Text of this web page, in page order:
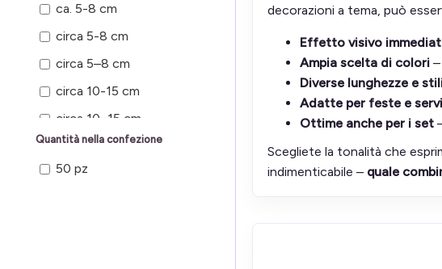
ca. 5-8 cm
circa 5-8 cm
circa 5–8 cm
circa 10-15 cm
circa 10–15 cm
Quantità nella confezione
50 pz
decorazioni a tema, può
Effetto visivo
Ampia scelta di colori
Diverse lunghezze e
Adatte per feste e
Ottime anche per i set
Scegliete la tonalità che
indimenticabile – quale